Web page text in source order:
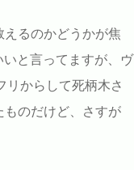
るのかどうかが焦
と言ってますが、ヴ
からして死柄木さ
ものだけど、さすが